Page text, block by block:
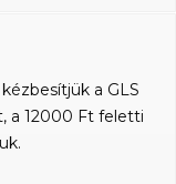
a GLS
a 12000 Ft feletti